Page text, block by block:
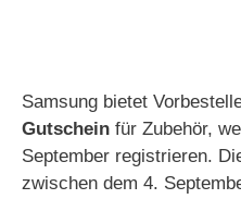
Samsung bietet
Gutschein für Zubehör,
September registrieren.
zwischen dem 4.